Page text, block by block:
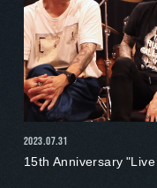
2023.07.31
15th Anniversary